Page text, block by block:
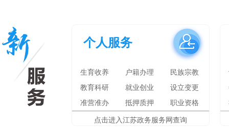
个人服务
生育收养 户籍办理
民族宗教
教育科研
就业创业
设立变更
准营准办
抵押质押 职业资格
点击进入江苏政务服务网查询